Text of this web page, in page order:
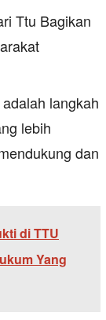
langkah
lebih
dan
di TTU
Yang